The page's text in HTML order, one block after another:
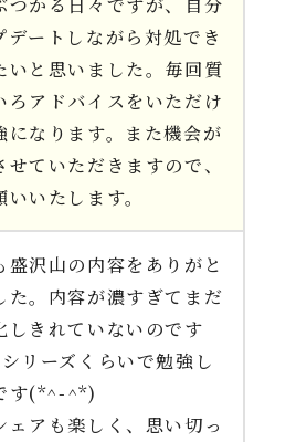
デートしながら対処でき
いと思いました。毎回質
ろアドバイスをいただけ
になります。また機会が
ていただきますので、
いたします。
盛沢山の内容をありがと
た。内容が濃すぎてまだ
しきれていないのです
リーズくらいで勉強し
す(*^-^*)
ェアも楽しく、思い切っ